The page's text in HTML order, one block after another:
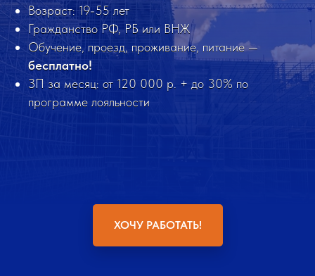
Возраст: 19-55 лет
Гражданство РФ, РБ или ВНЖ
Обучение, проезд, проживание, питание —
бесплатно!
ЗП за месяц: от 120 000 р. + до 30% по
программе лояльности
ХОЧУ РАБОТАТЬ!